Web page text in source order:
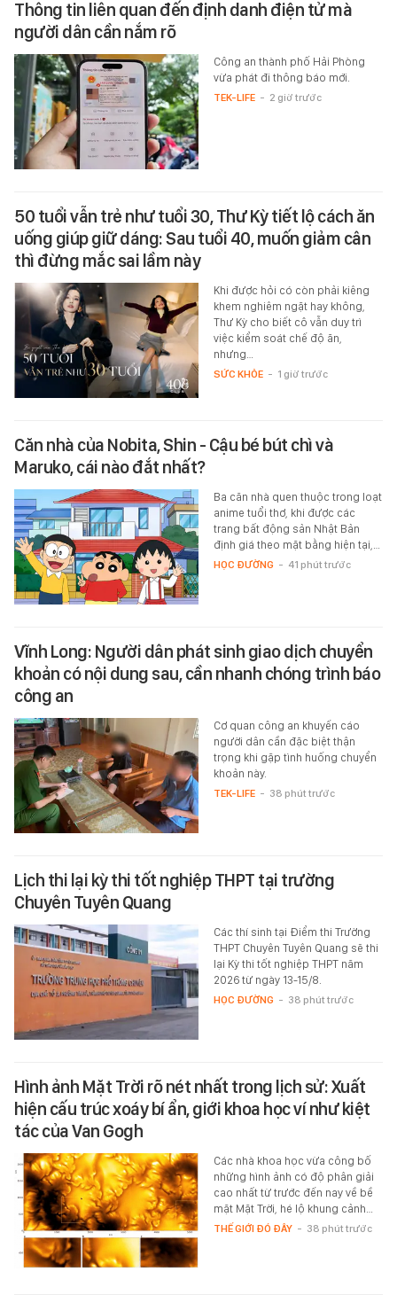
Thông tin liên quan đến định danh điện tử mà
người dân cần nắm rõ
Công an thành phố Hải Phòng
vừa phát đi thông báo mới.
TEK-LIFE - 2 giờ trước
50 tuổi vẫn trẻ như tuổi 30, Thư Kỳ tiết lộ cách ăn
uống giúp giữ dáng: Sau tuổi 40, muốn giảm cân
thì đừng mắc sai lầm này
Khi được hỏi có còn phải kiêng
khem nghiêm ngặt hay không,
Thư Kỳ cho biết cô vẫn duy trì
việc kiểm soát chế độ ăn,
nhưng…
SỨC KHỎE - 1 giờ trước
Căn nhà của Nobita, Shin - Cậu bé bút chì và
Maruko, cái nào đắt nhất?
Ba căn nhà quen thuộc trong loạt
anime tuổi thơ, khi được các
trang bất động sản Nhật Bản
định giá theo mặt bằng hiện tại,…
HỌC ĐƯỜNG - 41 phút trước
Vĩnh Long: Người dân phát sinh giao dịch chuyển
khoản có nội dung sau, cần nhanh chóng trình báo
công an
Cơ quan công an khuyến cáo
người dân cần đặc biệt thận
trọng khi gặp tình huống chuyển
khoản này.
TEK-LIFE - 38 phút trước
Lịch thi lại kỳ thi tốt nghiệp THPT tại trường
Chuyên Tuyên Quang
Các thí sinh tại Điểm thi Trường
THPT Chuyên Tuyên Quang sẽ thi
lại Kỳ thi tốt nghiệp THPT năm
2026 từ ngày 13-15/8.
HỌC ĐƯỜNG - 38 phút trước
Hình ảnh Mặt Trời rõ nét nhất trong lịch sử: Xuất
hiện cấu trúc xoáy bí ẩn, giới khoa học ví như kiệt
tác của Van Gogh
Các nhà khoa học vừa công bố
những hình ảnh có độ phân giải
cao nhất từ trước đến nay về bề
mặt Mặt Trời, hé lộ khung cảnh…
THẾ GIỚI ĐÓ ĐÂY - 38 phút trước